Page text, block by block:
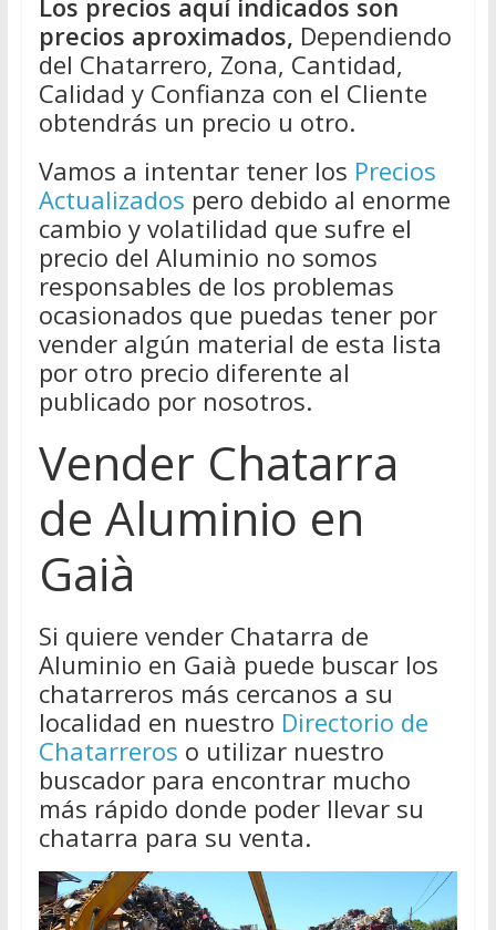
Los precios aquí indicados son
precios aproximados, Dependiendo
del Chatarrero, Zona, Cantidad,
Calidad y Confianza con el Cliente
obtendrás un precio u otro.
Vamos a intentar tener los Precios
Actualizados pero debido al enorme
cambio y volatilidad que sufre el
precio del Aluminio no somos
responsables de los problemas
ocasionados que puedas tener por
vender algún material de esta lista
por otro precio diferente al
publicado por nosotros.
Vender Chatarra
de Aluminio en
Gaià
Si quiere vender Chatarra de
Aluminio en Gaià puede buscar los
chatarreros más cercanos a su
localidad en nuestro Directorio de
Chatarreros o utilizar nuestro
buscador para encontrar mucho
más rápido donde poder llevar su
chatarra para su venta.